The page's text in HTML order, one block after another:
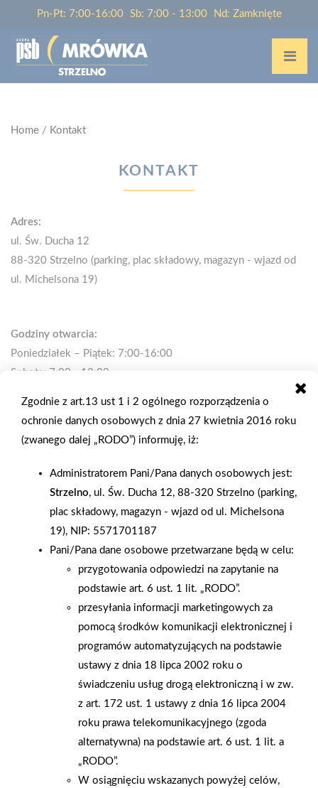
Pn-Pt: 7:00-16:00 Sb: 7:00 - 13:00 Nd: Zamknięte
Home / Kontakt
KONTAKT
Adres:
ul. Św. Ducha 12
88-320 Strzelno (parking, plac składowy, magazyn - wjazd od
ul. Michelsona 19)
Godziny otwarcia:
Poniedziałek – Piątek: 7:00-16:00
Sobota: 7:00 - 13:00
Kontakt i zamówienia:
Zgodnie z art.13 ust 1 i 2 ogólnego rozporządzenia o
ochronie danych osobowych z dnia 27 kwietnia 2016 roku
(zwanego dalej „RODO”) informuję, iż:
Administratorem Pani/Pana danych osobowych jest:
Strzelno, ul. Św. Ducha 12, 88-320 Strzelno (parking,
plac składowy, magazyn - wjazd od ul. Michelsona
19), NIP: 5571701187
Pani/Pana dane osobowe przetwarzane będą w celu:
przygotowania odpowiedzi na zapytanie na
podstawie art. 6 ust. 1 lit. „RODO”.
przesyłania informacji marketingowych za
pomocą środków komunikacji elektronicznej i
programów automatyzujących na podstawie
ustawy z dnia 18 lipca 2002 roku o
świadczeniu usług drogą elektroniczną i w zw.
z art. 172 ust. 1 ustawy z dnia 16 lipca 2004
roku prawa telekomunikacyjnego (zgoda
alternatywna) na podstawie art. 6 ust. 1 lit. a
„RODO”.
W osiągnięciu wskazanych powyżej celów,